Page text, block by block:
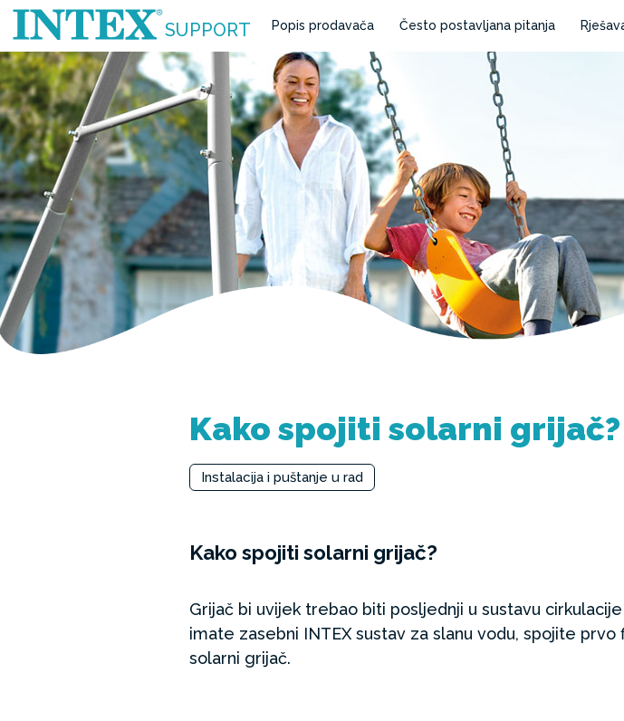
SUPPORT Popis prodavača Često postavljana pitanja
Kako spojiti solarni grijač?
Instalacija i puštanje u rad
Kako spojiti solarni grijač?
Grijač bi uvijek trebao biti posljednji u sustavu
imate zasebni INTEX sustav za slanu vodu, spojite
solarni grijač.